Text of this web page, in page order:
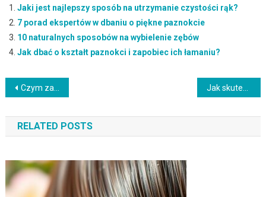
Jaki jest najlepszy sposób na utrzymanie czystości rąk?
7 porad ekspertów w dbaniu o piękne paznokcie
10 naturalnych sposobów na wybielenie zębów
Jak dbać o kształt paznokci i zapobiec ich łamaniu?
Nawigacja
wpisu
Czym zastąpić glicerynę w kosmetykach? Poznaj alternatywy nawilżające
RELATED POSTS